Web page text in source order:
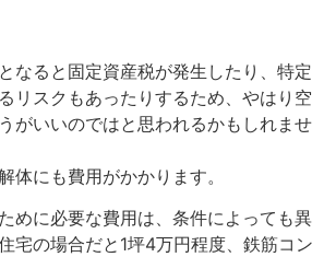
なると固定資産税が発生したり、特定
リスクもあったりするため、やはり空
がいいのではと思われるかもしれませ
体にも費用がかかります。
めに必要な費用は、条件によっても異
宅の場合だと1坪4万円程度、鉄筋コン